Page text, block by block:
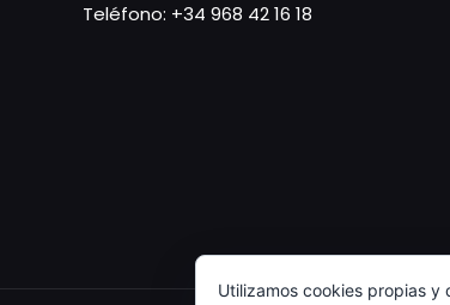
Teléfono: +34 968 42 16 18
Utilizamos cookies propias